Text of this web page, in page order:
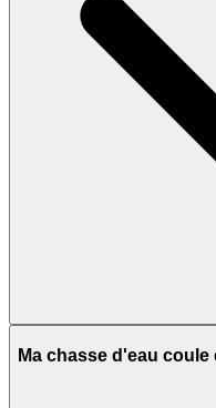
Ma chasse d'eau